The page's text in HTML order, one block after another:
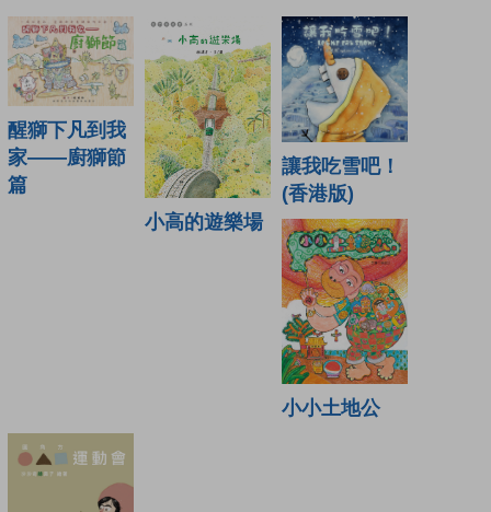
醒獅下凡到我
家——廚獅節
篇
小高的遊樂場
讓我吃雪吧！
(香港版)
小小土地公